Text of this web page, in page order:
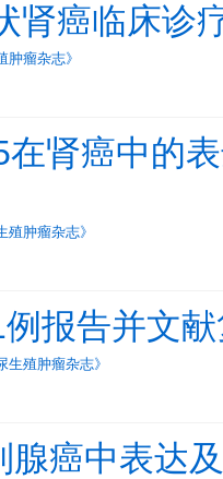
肾癌临床诊
肿瘤杂志》
在肾癌中的
殖肿瘤杂志》
例报告并文
生殖肿瘤杂志》
腺癌中表达